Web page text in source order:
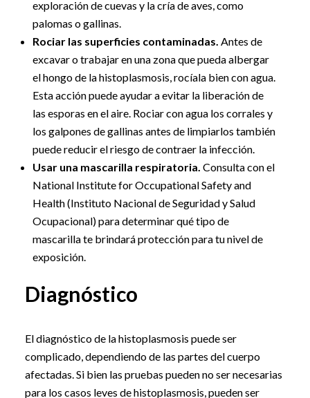
exploración de cuevas y la cría de aves, como
palomas o gallinas.
Rociar las superficies contaminadas. Antes de
excavar o trabajar en una zona que pueda albergar
el hongo de la histoplasmosis, rocíala bien con agua.
Esta acción puede ayudar a evitar la liberación de
las esporas en el aire. Rociar con agua los corrales y
los galpones de gallinas antes de limpiarlos también
puede reducir el riesgo de contraer la infección.
Usar una mascarilla respiratoria. Consulta con el
National Institute for Occupational Safety and
Health (Instituto Nacional de Seguridad y Salud
Ocupacional) para determinar qué tipo de
mascarilla te brindará protección para tu nivel de
exposición.
Diagnóstico
El diagnóstico de la histoplasmosis puede ser
complicado, dependiendo de las partes del cuerpo
afectadas. Si bien las pruebas pueden no ser necesarias
para los casos leves de histoplasmosis, pueden ser